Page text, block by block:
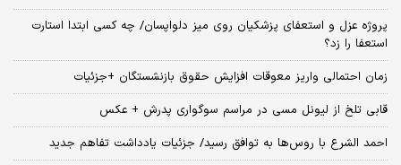
پروژه عزل و استعفای پزشکیان روی میز دلواپسان/ چه کسی ابتدا استارت
استعفا را زد؟
زمان احتمالی واریز معوقات افزایش حقوق بازنشستگان +جزئیات
قابی تلخ از لیونل مسی در مراسم سوگواری پدرش + عکس
احمد الشرع با روس‌ها به توافق رسید/ جزئیات یادداشت تفاهم جدید